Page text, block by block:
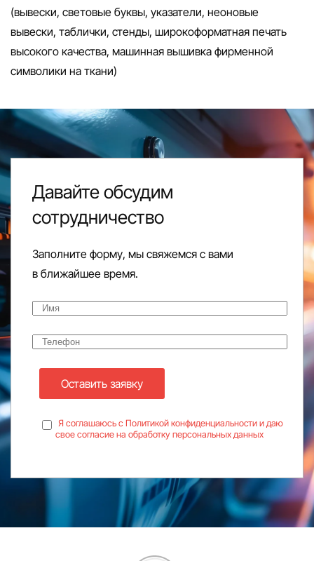
(вывески, световые буквы, указатели, неоновые
вывески, таблички, стенды, широкоформатная печать
высокого качества, машинная вышивка фирменной
символики на ткани)
Давайте обсудим
сотрудничество
Заполните форму, мы свяжемся с вами
в ближайшее время.
Оставить заявку
Я соглашаюсь с Политикой конфиденциальности и даю
свое согласие на обработку персональных данных